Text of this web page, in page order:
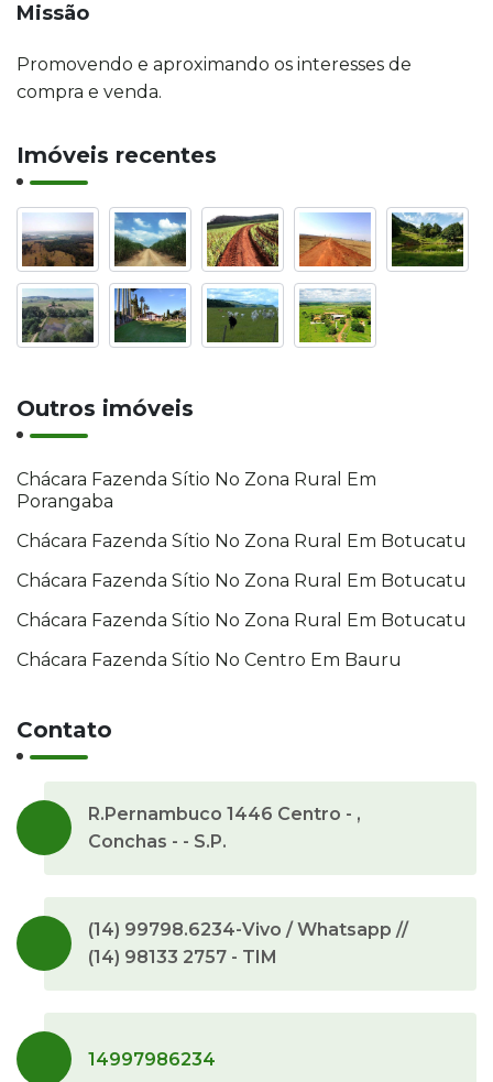
Missão
Promovendo e aproximando os interesses de
compra e venda.
Imóveis recentes
Outros imóveis
Chácara Fazenda Sítio No Zona Rural Em
Porangaba
Chácara Fazenda Sítio No Zona Rural Em Botucatu
Chácara Fazenda Sítio No Zona Rural Em Botucatu
Chácara Fazenda Sítio No Zona Rural Em Botucatu
Chácara Fazenda Sítio No Centro Em Bauru
Contato
R.Pernambuco 1446 Centro - ,
Conchas - - S.P.
(14) 99798.6234-Vivo / Whatsapp //
(14) 98133 2757 - TIM
14997986234